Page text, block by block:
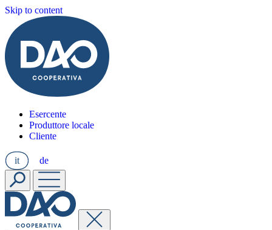
Skip to content
Esercente
Produttore locale
Cliente
it de